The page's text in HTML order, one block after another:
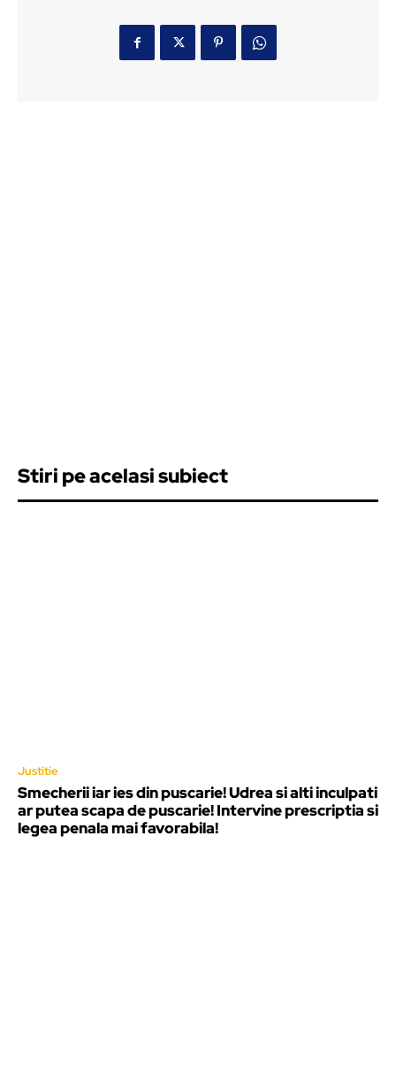
Stiri pe acelasi subiect
Justitie
Smecherii iar ies din puscarie! Udrea si alti inculpati
ar putea scapa de puscarie! Intervine prescriptia si
legea penala mai favorabila!